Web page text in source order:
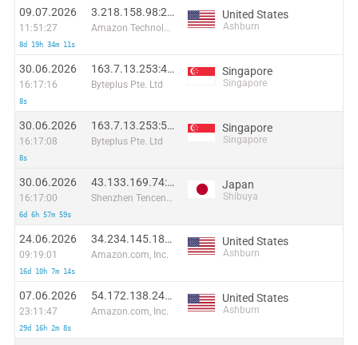
09.07.2026
11:51:27
8d 19h 34m 11s
3.218.158.98:21413
Amazon Technologies Inc.
United States
Ashburn
30.06.2026
16:17:16
8s
163.7.13.253:41121
Byteplus Pte. Ltd
Singapore
Singapore
30.06.2026
16:17:08
8s
163.7.13.253:55917
Byteplus Pte. Ltd
Singapore
Singapore
30.06.2026
16:17:00
6d 6h 57m 59s
43.133.169.74:33657
Shenzhen Tencent Computer Systems Company Limited
Japan
Shibuya
24.06.2026
09:19:01
16d 10h 7m 14s
34.234.145.188:59298
Amazon.com, Inc.
United States
Ashburn
07.06.2026
23:11:47
29d 16h 2m 8s
54.172.138.243:59546
Amazon.com, Inc.
United States
Ashburn